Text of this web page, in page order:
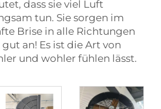
dass sie viel Luft
tun. Sie sorgen im
Brise in alle Richtungen
an! Es ist die Art von
und wohler fühlen lässt.